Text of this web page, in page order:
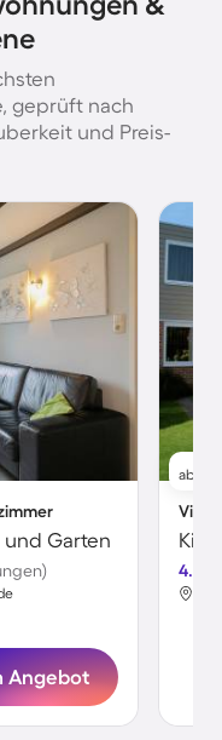
geprüft nach
und Preis-
und Garten
Angebot
ab
Villa
4.7